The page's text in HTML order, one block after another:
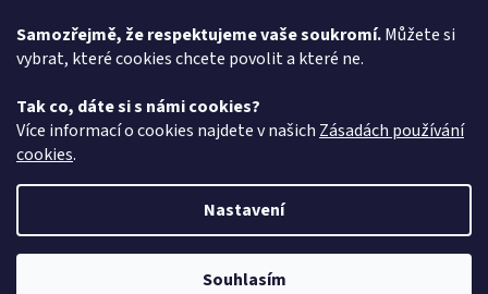
Samozřejmě, že respektujeme vaše soukromí.Můžete si
vybrat, které cookies chcete povolit a které ne.
Tak co, dáte si s námi cookies?
Více informací o cookies najdete v našich Zásadách používání
cookies.
Nastavení
Souhlasím
Vyhledávání
HLEDAT
Vytvořil Shoptet
PK Group CZ. Všechna práva vyhrazena.